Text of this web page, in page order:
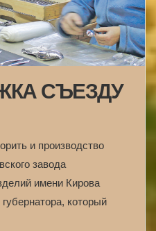
СЪЕЗДУ
и производство
завода
имени Кирова
который